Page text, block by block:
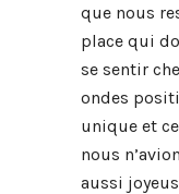
que nous
place qui
se sentir
ondes
unique et
nous
aussi